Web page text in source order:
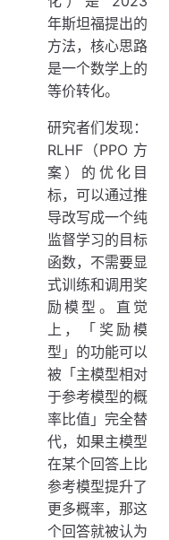
年斯坦福提出的
方法，核心思路
是一个数学上的
等价转化。
研究者们发现：
RLHF（PPO 方
案）的优化目
标，可以通过推
导改写成一个纯
监督学习的目标
函数，不需要显
式训练和调用奖
励模型。直觉
上，「奖励模
型」的功能可以
被「主模型相对
于参考模型的概
率比值」完全替
代，如果主模型
在某个回答上比
参考模型提升了
更多概率，那这
个回答就被认为